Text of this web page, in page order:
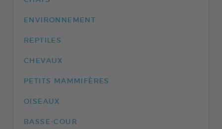
ENVIRONNEMENT
REPTILES
CHEVAUX
PETITS MAMMIFÈRES
OISEAUX
BASSE-COUR